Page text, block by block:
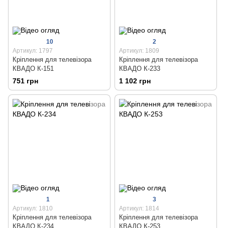
10
Артикул: 1797
Кріплення для телевізора
КВАДО К-151
751 грн
2
Артикул: 1809
Кріплення для телевізора
КВАДО К-233
1 102 грн
1
Артикул: 1810
Кріплення для телевізора
КВАДО К-234
3
Артикул: 1814
Кріплення для телевізора
КВАДО К-253